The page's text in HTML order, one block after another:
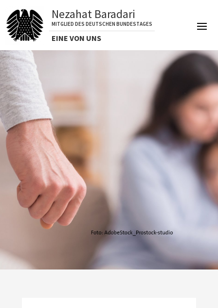
Nezahat Baradari
MITGLIED DES DEUTSCHEN BUNDESTAGES
EINE VON UNS